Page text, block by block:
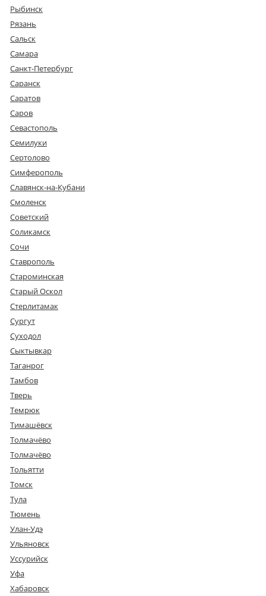
Рыбинск
Рязань
Сальск
Самара
Санкт-Петербург
Саранск
Саратов
Саров
Севастополь
Семилуки
Сертолово
Симферополь
Славянск-на-Кубани
Смоленск
Советский
Соликамск
Сочи
Ставрополь
Староминская
Старый Оскол
Стерлитамак
Сургут
Суходол
Сыктывкар
Таганрог
Тамбов
Тверь
Темрюк
Тимашёвск
Толмачёво
Толмачёво
Тольятти
Томск
Тула
Тюмень
Улан-Удэ
Ульяновск
Уссурийск
Уфа
Хабаровск